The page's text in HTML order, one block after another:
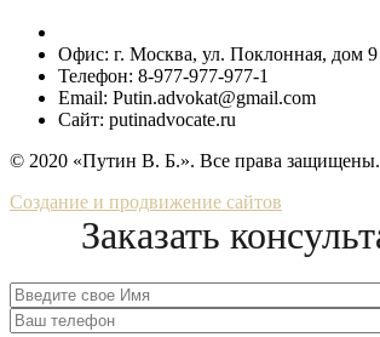
Офис: г. Москва, ул. Поклонная, дом 9
Телефон: 8-977-977-977-1
Email: Putin.advokat@gmail.com
Сайт: putinadvocate.ru
© 2020 «Путин В. Б.». Все права защищены.
Создание и продвижение сайтов
Заказать